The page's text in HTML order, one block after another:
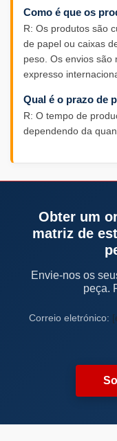
Como é que os
R: Os produtos são
de papel ou caixas
peso. Os envios são
expresso
Qual é o prazo de
R: O tempo de
dependendo da
Obter um
matriz de
Envie-nos os
peça.
Correio eletrónico: